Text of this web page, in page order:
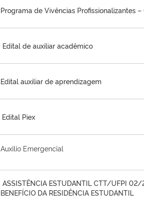
Programa de Vivências Profissionalizantes –
Edital de auxiliar acadêmico
Edital auxiliar de aprendizagem
Edital Piex
Auxilio Emergencial
ASSISTÊNCIA ESTUDANTIL CTT/UFPI
BENEFÍCIO DA RESIDÊNCIA ESTUDANTIL